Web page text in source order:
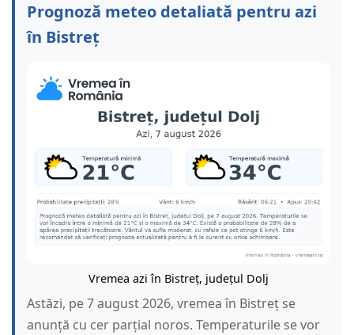
Prognoză meteo detaliată pentru azi
în Bistreț
Vremea azi în Bistreț, județul Dolj
Astăzi, pe 7 august 2026, vremea în Bistreț se
anunță cu cer parțial noros. Temperaturile se vor